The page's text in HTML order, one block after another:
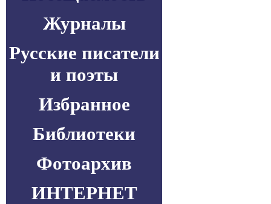
Журналы
Русские писатели
и поэты
Избранное
Библиотеки
Фотоархив
ИНТЕРНЕТ